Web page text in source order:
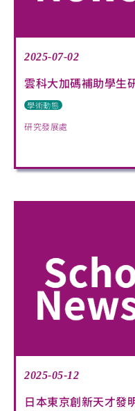
2025-07-02
雲科大加碼補助學生
學術動態
研究發展處
2025-05-12
日本東京創新天才發